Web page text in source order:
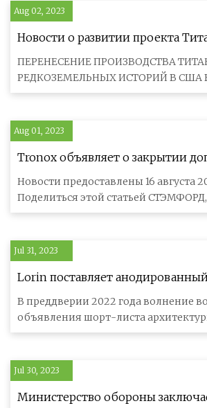
Aug 02, 2023
Новости о развитии проекта
ПЕРЕНЕСЕНИЕ ПРОИЗВОДСТВА
РЕДКОЗЕМЕЛЬНЫХ ИСТОРИЙ В США
Проект «Титан» полностью
Aug 01, 2023
Tronox объявляет о закрытии
срочного кредита
Новости предоставлены 16 августа
Поделиться этой статьей
августа 2023 г. /PR
Jul 31, 2023
Lorin поставляет
для Isaiah Industries
В преддверии 2022 года волнение
объявления шорт-листа
номинированных на Премию ЕС в о
Jul 30, 2023
Министерство обороны